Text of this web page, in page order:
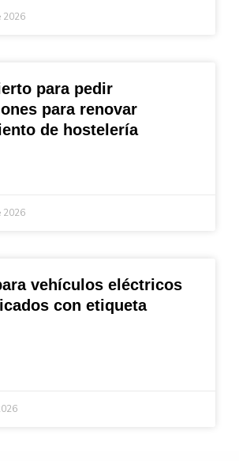
2026
para pedir
para renovar
de hostelería
2026
vehículos eléctricos
con etiqueta